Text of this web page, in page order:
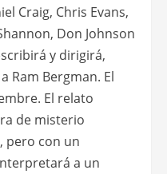
Craig, Chris Evans,
Don Johnson
y dirigirá,
Ram Bergman. El
El relato
de misterio
pero con un
a un